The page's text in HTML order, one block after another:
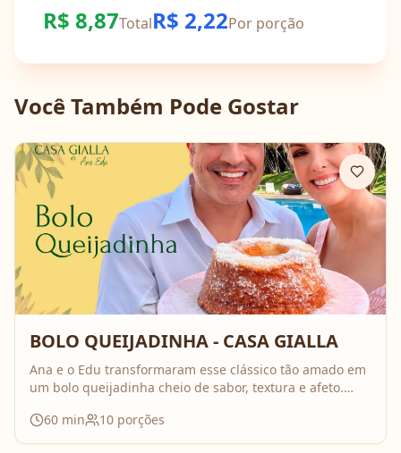
R$ 8,87TotalR$ 2,22Por porção
Você Também Pode Gostar
BOLO QUEIJADINHA - CASA GIALLA
Ana e o Edu transformaram esse clássico tão amado em
um bolo queijadinha cheio de sabor, textura e afeto.
que surpreende no resultado e perfuma a casa inteira
enquanto assa. Aperte o play, acompanhe o passo a
60 min 10 porções